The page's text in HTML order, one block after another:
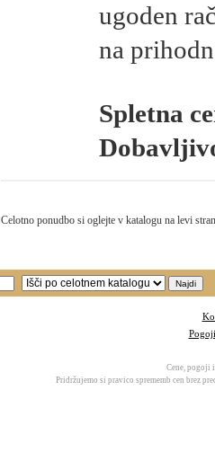
ugoden
na
Spletna
Celotno ponudbo si oglejte v katalogu na levi
Cene, pogoji
Pridržujemo si pravico sprememb cen brez